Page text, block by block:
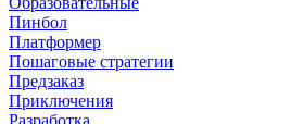
Пинбол
Платформер
Пошаговые стратегии
Предзаказ
Приключения
Разработка